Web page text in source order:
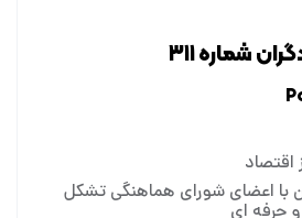
شماره ۳۱۱
اقتصاد
با اعضای شورای هماهنگی تشکل
حرفه ای